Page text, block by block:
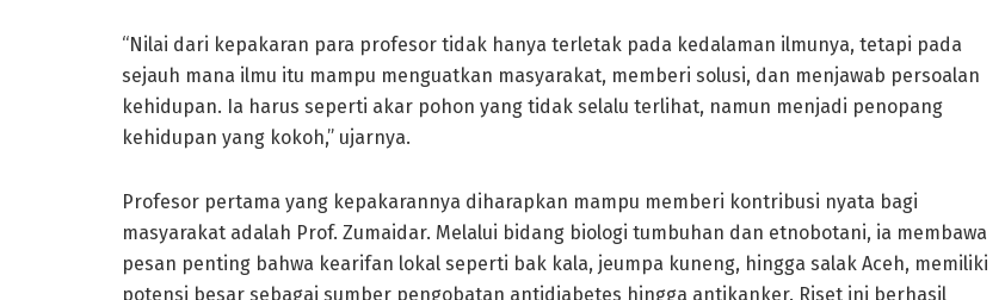
“Nilai dari kepakaran para profesor tidak hanya terletak pada kedalaman ilmunya, tetapi pada
sejauh mana ilmu itu mampu menguatkan masyarakat, memberi solusi, dan menjawab persoalan
kehidupan. Ia harus seperti akar pohon yang tidak selalu terlihat, namun menjadi penopang
kehidupan yang kokoh,” ujarnya.
Profesor pertama yang kepakarannya diharapkan mampu memberi kontribusi nyata bagi
masyarakat adalah Prof. Zumaidar. Melalui bidang biologi tumbuhan dan etnobotani, ia membawa
pesan penting bahwa kearifan lokal seperti bak kala, jeumpa kuneng, hingga salak Aceh, memiliki
potensi besar sebagai sumber pengobatan antidiabetes hingga antikanker. Riset ini berhasil